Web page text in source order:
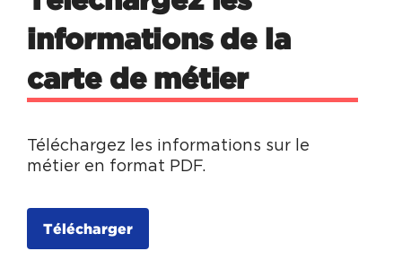
informations de la
carte de métier
Téléchargez les informations sur le
métier en format PDF.
Télécharger